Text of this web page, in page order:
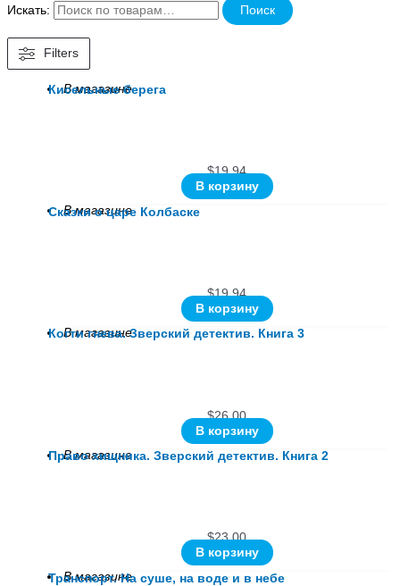
Искать: Поиск
Filters
В магазине
Кисельные берега
$19.94
В корзину
В магазине
Сказки о царе Колбаске
$19.94
В корзину
В магазине
Когти гнева. Зверский детектив. Книга 3
$26.00
В корзину
В магазине
Право хищника. Зверский детектив. Книга 2
$23.00
В корзину
В магазине
Транспорт. На суше, на воде и в небе